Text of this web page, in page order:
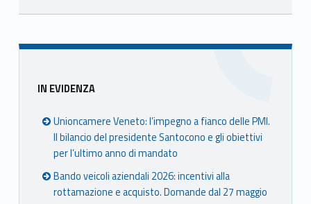
Skip back to main navigation
Sidebar
IN EVIDENZA
Unioncamere Veneto: l’impegno a fianco delle PMI.
Il bilancio del presidente Santocono e gli obiettivi
per l’ultimo anno di mandato
Bando veicoli aziendali 2026: incentivi alla
rottamazione e acquisto. Domande dal 27 maggio